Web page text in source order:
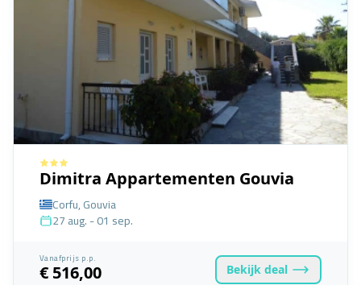
Dimitra Appartementen Gouvia
Corfu, Gouvia
27 aug. - 01 sep.
Vanafprijs p.p.
€ 516,00 Bekijk deal